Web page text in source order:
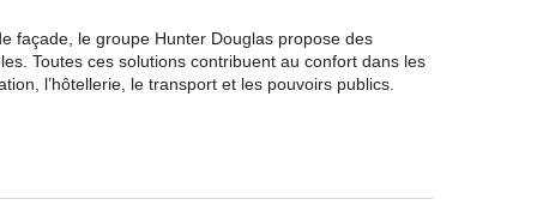
façade, le groupe Hunter Douglas propose des
Toutes ces solutions contribuent au confort dans les
l’hôtellerie, le transport et les pouvoirs publics.